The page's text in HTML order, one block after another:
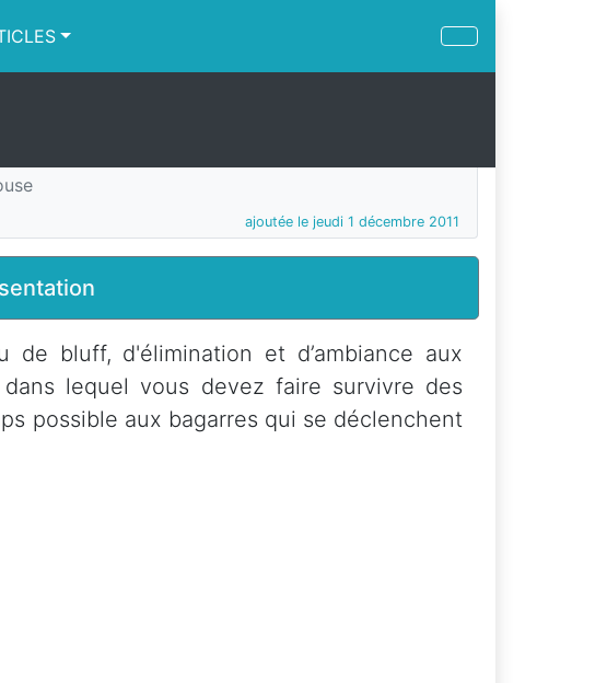
ajoutée le jeudi 1 décembre 2011
bluff, d'élimination et d’ambiance aux
lequel vous devez faire survivre des
possible aux bagarres qui se déclenchent